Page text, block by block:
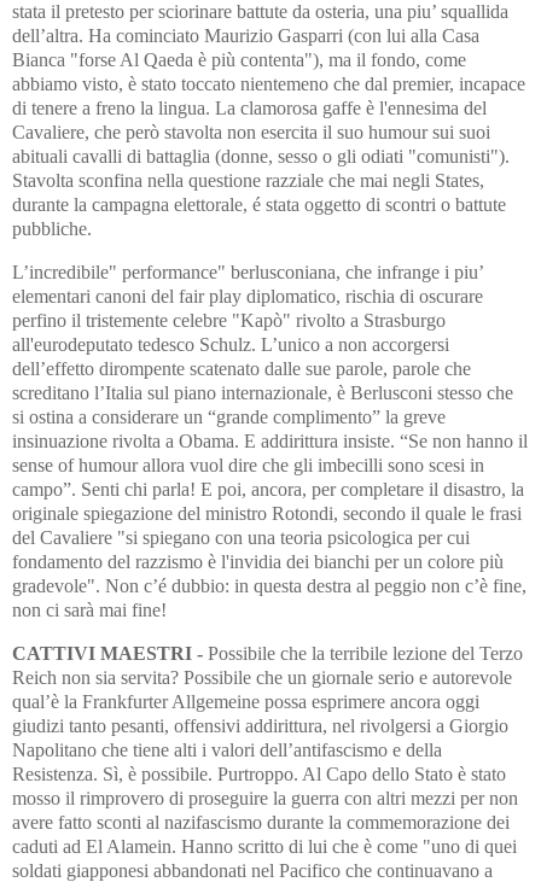
stata il pretesto per sciorinare battute da osteria, una piu’ squallida
dell’altra. Ha cominciato Maurizio Gasparri (con lui alla Casa
Bianca "forse Al Qaeda è più contenta"), ma il fondo, come
abbiamo visto, è stato toccato nientemeno che dal premier, incapace
di tenere a freno la lingua. La clamorosa gaffe è l'ennesima del
Cavaliere, che però stavolta non esercita il suo humour sui suoi
abituali cavalli di battaglia (donne, sesso o gli odiati "comunisti").
Stavolta sconfina nella questione razziale che mai negli States,
durante la campagna elettorale, é stata oggetto di scontri o battute
pubbliche.
L’incredibile" performance" berlusconiana, che infrange i piu’
elementari canoni del fair play diplomatico, rischia di oscurare
perfino il tristemente celebre "Kapò" rivolto a Strasburgo
all'eurodeputato tedesco Schulz. L’unico a non accorgersi
dell’effetto dirompente scatenato dalle sue parole, parole che
screditano l’Italia sul piano internazionale, è Berlusconi stesso che
si ostina a considerare un “grande complimento” la greve
insinuazione rivolta a Obama. E addirittura insiste. “Se non hanno il
sense of humour allora vuol dire che gli imbecilli sono scesi in
campo”. Senti chi parla! E poi, ancora, per completare il disastro, la
originale spiegazione del ministro Rotondi, secondo il quale le frasi
del Cavaliere "si spiegano con una teoria psicologica per cui
fondamento del razzismo è l'invidia dei bianchi per un colore più
gradevole". Non c’é dubbio: in questa destra al peggio non c’è fine,
non ci sarà mai fine!
CATTIVI MAESTRI - Possibile che la terribile lezione del Terzo
Reich non sia servita? Possibile che un giornale serio e autorevole
qual’è la Frankfurter Allgemeine possa esprimere ancora oggi
giudizi tanto pesanti, offensivi addirittura, nel rivolgersi a Giorgio
Napolitano che tiene alti i valori dell’antifascismo e della
Resistenza. Sì, è possibile. Purtroppo. Al Capo dello Stato è stato
mosso il rimprovero di proseguire la guerra con altri mezzi per non
avere fatto sconti al nazifascismo durante la commemorazione dei
caduti ad El Alamein. Hanno scritto di lui che è come "uno di quei
soldati giapponesi abbandonati nel Pacifico che continuavano a